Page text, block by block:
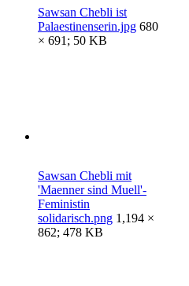
Sawsan Chebli ist
Palaestinenserin.jpg 680
× 691; 50 KB
Sawsan Chebli mit
'Maenner sind Muell'-
Feministin
solidarisch.png 1,194 ×
862; 478 KB